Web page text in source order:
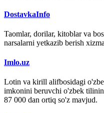
DostavkaInfo
Taomlar, dorilar, kitoblar va
narsalarni yetkazib berish
Imlo.uz
Lotin va kirill alifbosidagi
imkonini beruvchi o'zbek
87 000 dan ortiq so'z mavjud.